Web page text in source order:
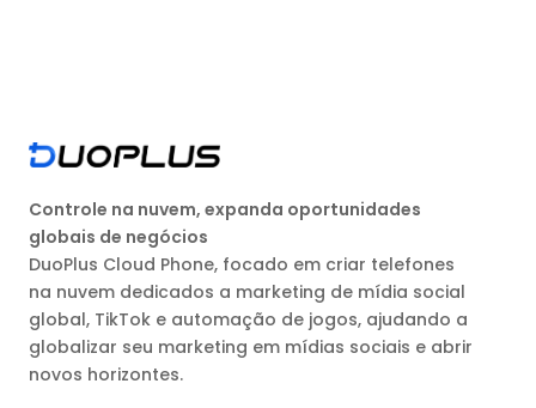
Controle na nuvem, expanda oportunidades
globais de negócios
DuoPlus Cloud Phone, focado em criar telefones
na nuvem dedicados a marketing de mídia social
global, TikTok e automação de jogos, ajudando a
globalizar seu marketing em mídias sociais e abrir
novos horizontes.